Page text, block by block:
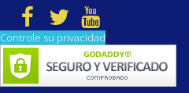
Controle su privacidad